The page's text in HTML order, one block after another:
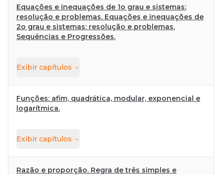
Equações e inequações de 1o grau e sistemas:
resolução e problemas. Equações e inequações de
2o grau e sistemas: resolução e problemas.
Sequências e Progressões.
Exibir capítulos
Funções: afim, quadrática, modular, exponencial e
logarítmica.
Exibir capítulos
Razão e proporção. Regra de três simples e